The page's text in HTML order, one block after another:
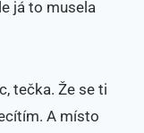
já to musela
tečka. Že se ti
A místo